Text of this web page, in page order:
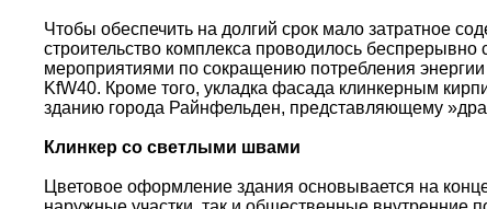
Чтобы обеспечить на долгий срок мало затратное
строительство комплекса проводилось
мероприятиями по сокращению потребления
KfW40. Кроме того, укладка фасада клинкерным
зданию города Райнфельден, представляющему
Клинкер со светлыми швами
Цветовое оформление здания основывается на